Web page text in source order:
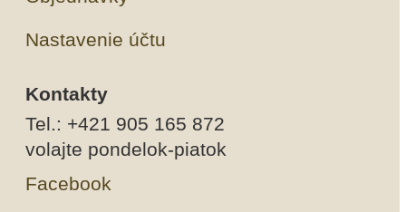
Nastavenie účtu
Kontakty
Tel.: +421 905 165 872
volajte pondelok-piatok
Facebook